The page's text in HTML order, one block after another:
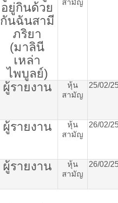
อยู่กินด้วย
กันฉันสามี
ภริยา
(มาลินี
เหล่า
ไพบูลย์)
สามัญ
ผู้รายงาน
หุ้น
สามัญ
25/02/
ผู้รายงาน
หุ้น
สามัญ
26/02/
ผู้รายงาน
หุ้น
สามัญ
26/02/